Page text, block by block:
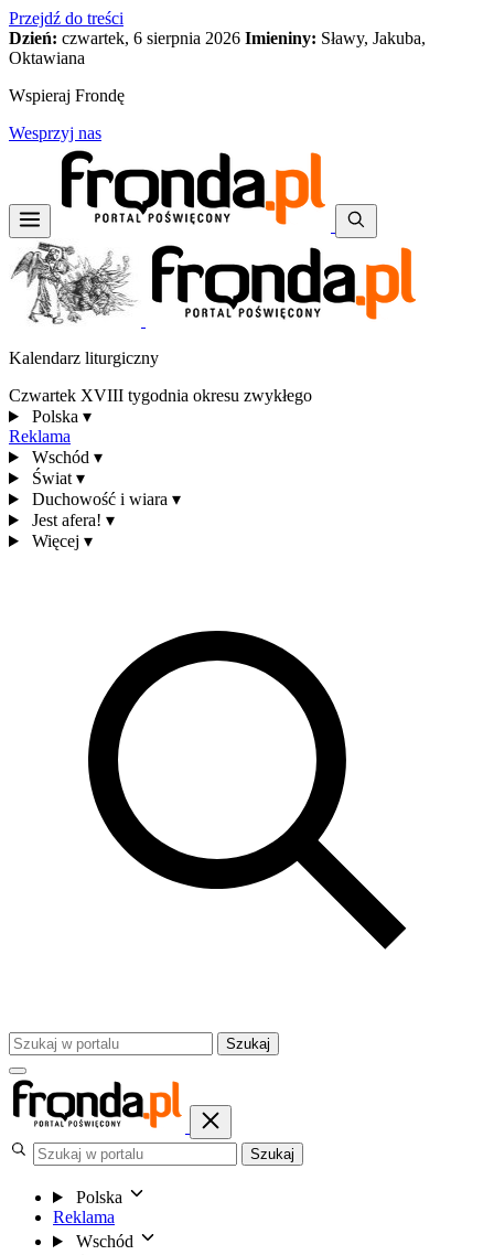
Przejdź do treści
Dzień: czwartek, 6 sierpnia 2026 Imieniny: Sławy, Jakuba,
Oktawiana
Wspieraj Frondę
Wesprzyj nas
Kalendarz liturgiczny
Czwartek XVIII tygodnia okresu zwykłego
Polska ▾
Reklama
Wschód ▾
Świat ▾
Duchowość i wiara ▾
Jest afera! ▾
Więcej ▾
Szukaj
Szukaj
Polska
Reklama
Wschód